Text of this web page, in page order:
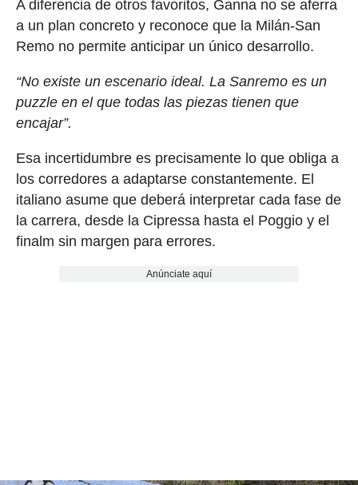
A diferencia de otros favoritos, Ganna no se aferra
a un plan concreto y reconoce que la Milán-San
Remo no permite anticipar un único desarrollo.
“No existe un escenario ideal. La Sanremo es un
puzzle en el que todas las piezas tienen que
encajar”.
Esa incertidumbre es precisamente lo que obliga a
los corredores a adaptarse constantemente. El
italiano asume que deberá interpretar cada fase de
la carrera, desde la Cipressa hasta el Poggio y el
finalm sin margen para errores.
Anúnciate aquí